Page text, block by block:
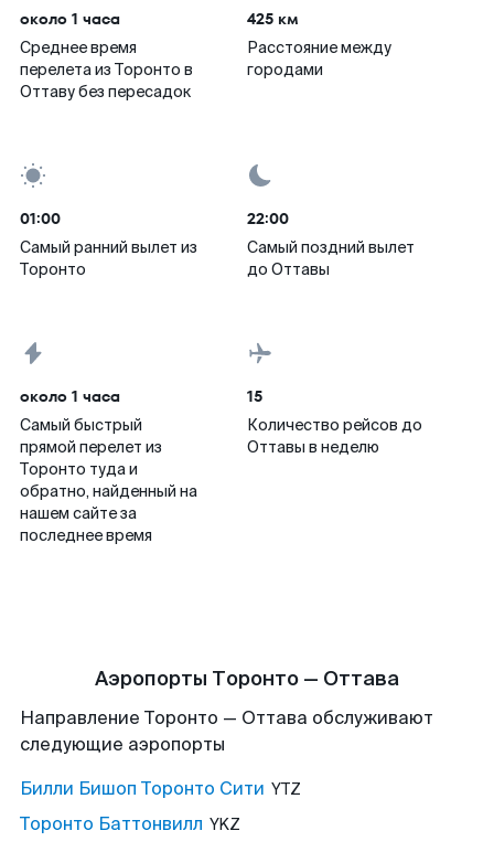
около 1 часа
Среднее время
перелета из Торонто в
Оттаву без пересадок
425 км
Расстояние между
городами
01:00
Самый ранний вылет из
Торонто
22:00
Самый поздний вылет
до Оттавы
около 1 часа
Самый быстрый
прямой перелет из
Торонто туда и
обратно, найденный на
нашем сайте за
последнее время
15
Количество рейсов до
Оттавы в неделю
Аэропорты Торонто — Оттава
Направление Торонто — Оттава обслуживают
следующие аэропорты
Билли Бишоп Торонто Сити YTZ
Торонто Баттонвилл YKZ